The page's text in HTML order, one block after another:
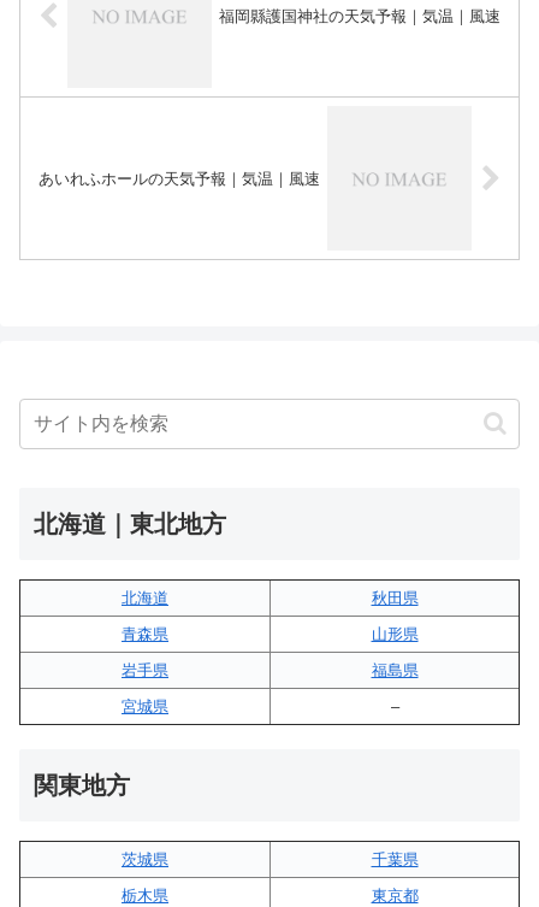
福岡縣護国神社の天気予報｜気温｜風速
あいれふホールの天気予報｜気温｜風速
北海道｜東北地方
北海道
秋田県
青森県
山形県
岩手県
福島県
宮城県
–
関東地方
茨城県
千葉県
栃木県
東京都